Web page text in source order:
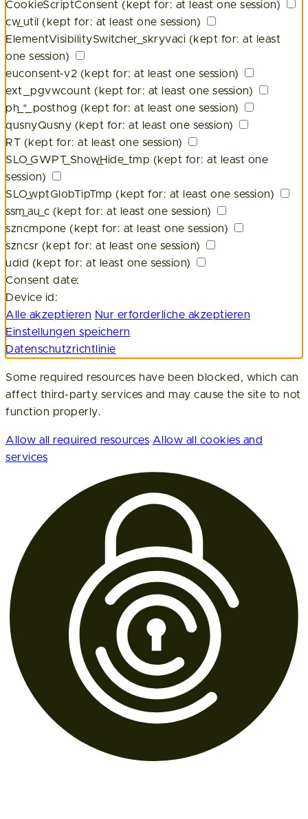
CookieScriptConsent (kept for: at least one session)
cw_util (kept for: at least one session)
ElementVisibilitySwitcher_skryvaci (kept for: at least
one session)
euconsent-v2 (kept for: at least one session)
ext_pgvwcount (kept for: at least one session)
ph_*_posthog (kept for: at least one session)
qusnyQusny (kept for: at least one session)
RT (kept for: at least one session)
SLO_GWPT_Show_Hide_tmp (kept for: at least one
session)
SLO_wptGlobTipTmp (kept for: at least one session)
ssm_au_c (kept for: at least one session)
szncmpone (kept for: at least one session)
szncsr (kept for: at least one session)
udid (kept for: at least one session)
Consent date:
Device id:
Alle akzeptieren Nur erforderliche akzeptieren
Einstellungen speichern
Datenschutzrichtlinie
Some required resources have been blocked, which can
affect third-party services and may cause the site to not
function properly.
Allow all required resources Allow all cookies and
services